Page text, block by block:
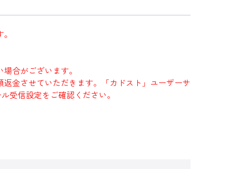
合がございます。
金させていただきます。「カドスト」ユーザーサ
受信設定をご確認ください。